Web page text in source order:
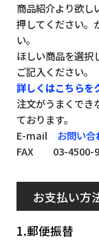
商品紹介より欲し
押してください。
い。
ほしい商品を選択
ご記入ください。
詳しくはこちらを
注文がうまくでき
ております。
E-mail お問い合
FAX 03-4500-
お支払い方
1.郵便振替